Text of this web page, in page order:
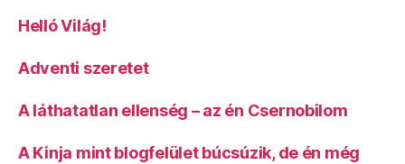
Helló Világ!
Adventi szeretet
A láthatatlan ellenség – az én Csernobilom
A Kinja mint blogfelület búcsúzik, de én még